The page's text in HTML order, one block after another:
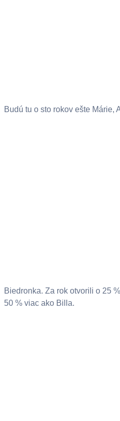
Budú tu o sto rokov ešte Márie,
Biedronka. Za rok otvorili o 25
50 % viac ako Billa.